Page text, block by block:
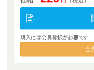
購入には会員登録が必要です
会